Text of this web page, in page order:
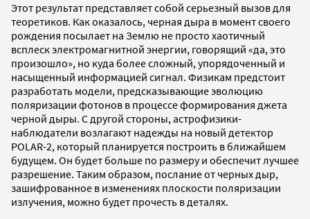
Этот результат представляет собой серьезный вызов для
теоретиков. Как оказалось, черная дыра в момент своего
рождения посылает на Землю не просто хаотичный
всплеск электромагнитной энергии, говорящий «да, это
произошло», но куда более сложный, упорядоченный и
насыщенный информацией сигнал. Физикам предстоит
разработать модели, предсказывающие эволюцию
поляризации фотонов в процессе формирования джета
черной дыры. С другой стороны, астрофизики-
наблюдатели возлагают надежды на новый детектор
POLAR-2, который планируется построить в ближайшем
будущем. Он будет больше по размеру и обеспечит лучшее
разрешение. Таким образом, послание от черных дыр,
зашифрованное в изменениях плоскости поляризации
излучения, можно будет прочесть в деталях.